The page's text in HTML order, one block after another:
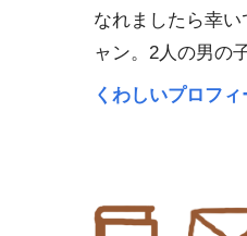
なれましたら幸
ャン。2人の男の
くわしいプロフ